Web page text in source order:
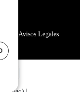
Avisos Legales